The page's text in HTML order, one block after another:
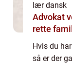
lær dansk
Advokat vejle sådan
rette
Hvis du
så er der